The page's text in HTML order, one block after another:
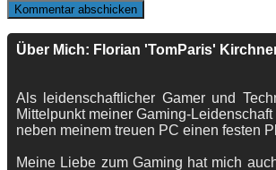
Über Mich: Florian 'TomParis'
Als leidenschaftlicher Gamer und
Mittelpunkt meiner Gaming-
neben meinem treuen PC einen festen
Meine Liebe zum Gaming hat mich